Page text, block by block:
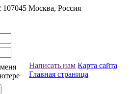
107045 Москва, Россия
Написать нам Карта сайта
Главная страница